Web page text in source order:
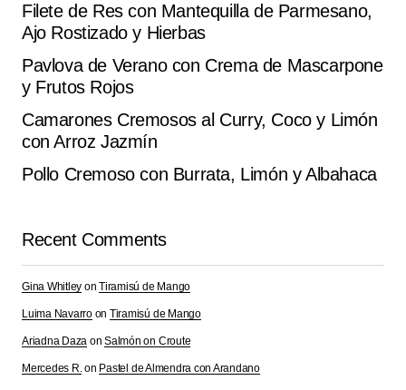
Filete de Res con Mantequilla de Parmesano,
Ajo Rostizado y Hierbas
Pavlova de Verano con Crema de Mascarpone
y Frutos Rojos
Camarones Cremosos al Curry, Coco y Limón
con Arroz Jazmín
Pollo Cremoso con Burrata, Limón y Albahaca
Recent Comments
Gina Whitley onTiramisú de Mango
Luima Navarroon Tiramisú de Mango
Ariadna Daza onSalmón on Croute
Mercedes R.on Pastel de Almendra con Arandano